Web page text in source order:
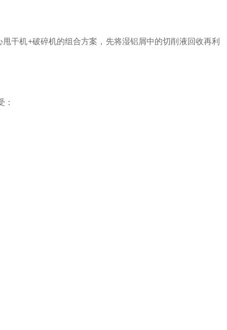
干机+破碎机的组合方案，先将湿铝屑中的切削液回收再利
：